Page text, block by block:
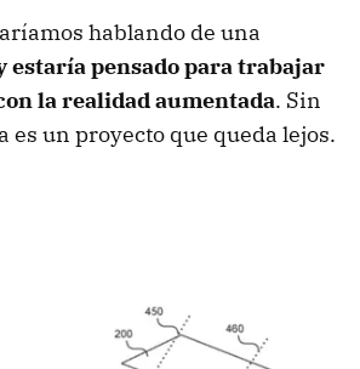
hablando de una
estaría pensado para trabajar
la realidad aumentada. Sin
es un proyecto que queda lejos.